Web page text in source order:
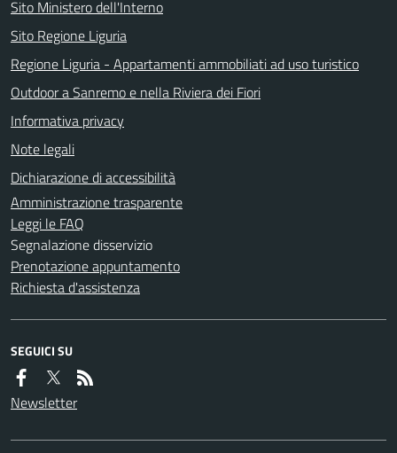
Sito Ministero dell'Interno
Sito Regione Liguria
Regione Liguria - Appartamenti ammobiliati ad uso turistico
Outdoor a Sanremo e nella Riviera dei Fiori
Informativa privacy
Note legali
Dichiarazione di accessibilità
Amministrazione trasparente
Leggi le FAQ
Segnalazione disservizio
Prenotazione appuntamento
Richiesta d'assistenza
SEGUICI SU
Newsletter